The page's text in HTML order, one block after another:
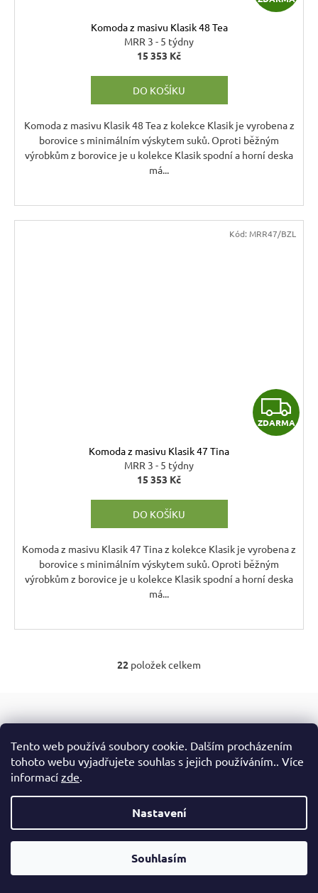
Tento web používá soubory cookie. Dalším procházením
tohoto webu vyjadřujete souhlas s jejich používáním.. Více
informací zde.
Nastavení
Souhlasím
D
A
Komoda z masivu Klasik 48 Tea
MRR 3 - 5 týdny
15 353 Kč
DO KOŠÍKU
Komoda z masivu Klasik 48 Tea z kolekce Klasik je vyrobena z
borovice s minimálním výskytem suků. Oproti běžným
výrobkům z borovice je u kolekce Klasik spodní a horní deska
má...
Z
D
A
ZDARMA
Komoda z masivu Klasik 47 Tina
MRR 3 - 5 týdny
15 353 Kč
DO KOŠÍKU
Komoda z masivu Klasik 47 Tina z kolekce Klasik je vyrobena z
borovice s minimálním výskytem suků. Oproti běžným
výrobkům z borovice je u kolekce Klasik spodní a horní deska
má...
Kód: MRR47/BZL
O
á
d
a
í
p
r
v
k
y
22 položek celkem
á Odebírat newsletter
Nezmeškejte žádné novinky či slevy!
E-mail
Vložením e-mailu souhlasíte spodmínkami ochrany
osobních údajů